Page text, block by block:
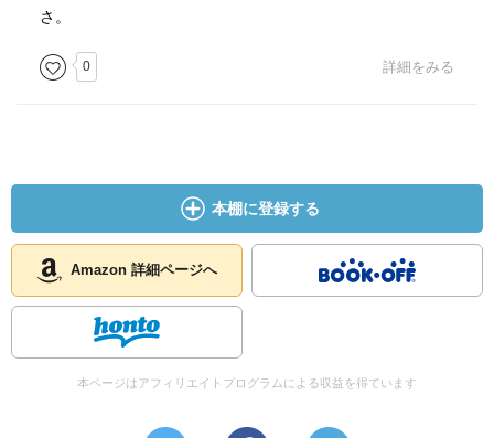
さ。
0 詳細をみる
本棚に登録する
Amazon 詳細ページへ
本ページはアフィリエイトプログラムによる収益を得ています